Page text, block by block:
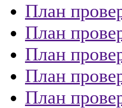
План
План
План
План
План